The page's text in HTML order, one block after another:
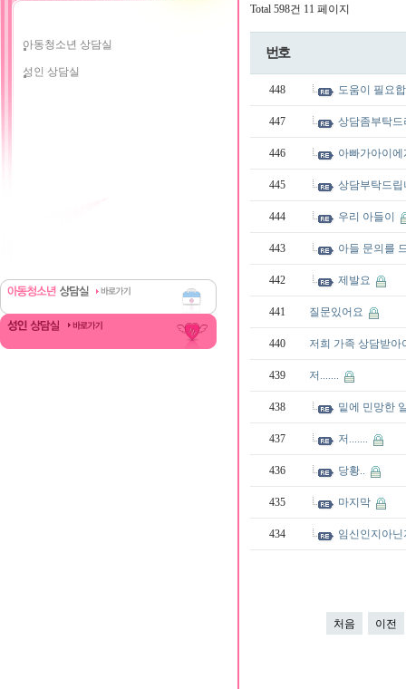
아동청소년 상담실
성인 상담실
Total 598건 11 페이지
번호
448 도움이 필요
447 상담좀부탁
446 아빠가아이
445 상담부탁드
444 우리 아들이
443 아들 문의를
442 제발요
441 질문있어요
440 저희 가족 상담받아
439 저.......
438 밑에 민망한
437 저.......
436 당황..
435 마지막
434 임신인지아
처음 이전